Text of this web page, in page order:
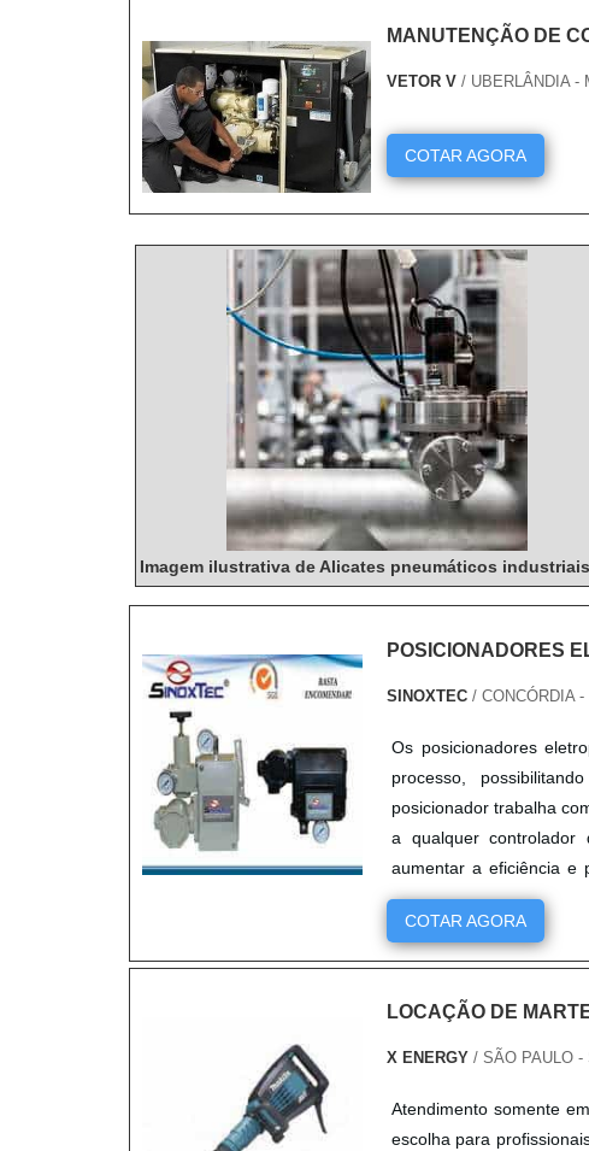
MANUTENÇÃO DE
VETOR V / UBERLÂNDIA -
COTAR AGORA
Imagem ilustrativa de Alicates pneumáticos industriais
POSICIONADORES
SINOXTEC/ CONCÓRDIA -
Os posicionadores
processo,
posicionador trabalha
a qualquer
aumentar a eficiência e
pneumática,....
COTAR AGORA
LOCAÇÃO DE
X ENERGY/ SÃO PAULO -
Atendimento somente
escolha para